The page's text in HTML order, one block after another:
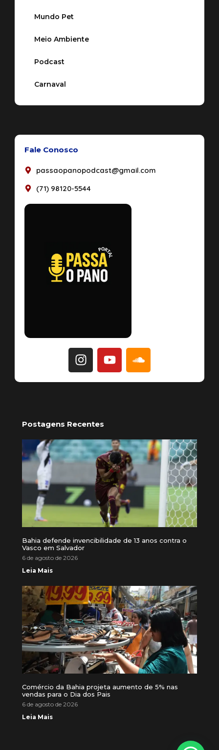
Mundo Pet
Meio Ambiente
Podcast
Carnaval
Fale Conosco
passaopanopodcast@gmail.com
(71) 98120-5544
Postagens Recentes
Bahia defende invencibilidade de 13 anos contra o
Vasco em Salvador
6 de agosto de 2026
Leia Mais
Comércio da Bahia projeta aumento de 5% nas
vendas para o Dia dos Pais
6 de agosto de 2026
Leia Mais